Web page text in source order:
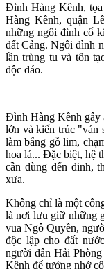
Đình Hàng Kênh,
Hàng Kênh, quận
những ngôi đình cổ
đất Cảng. Ngôi đình
lần trùng tu và tôn
độc đáo.
Đình Hàng Kênh gây
lớn và kiến trúc "ván
làm bằng gỗ lim,
hoa lá... Đặc biệt, hệ
cần dùng đến đinh,
xưa.
Không chỉ là một
là nơi lưu giữ những
vua Ngô Quyền,
độc lập cho đất
người dân Hải
Kênh để tưởng nhớ